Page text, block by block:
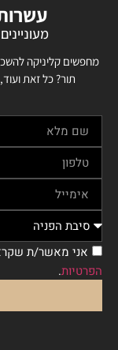
מחפשים קליניקה
תור? כל זאת
אני מאשר/ת
הפרטיות.